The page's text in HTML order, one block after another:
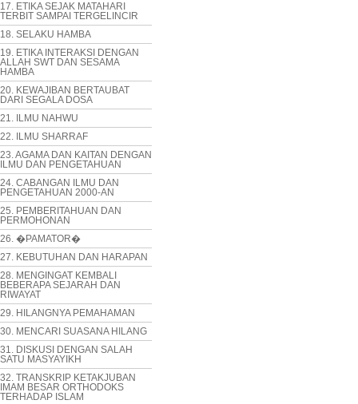
17. ETIKA SEJAK MATAHARI
TERBIT SAMPAI TERGELINCIR
18. SELAKU HAMBA
19. ETIKA INTERAKSI DENGAN
ALLAH SWT DAN SESAMA
HAMBA
20. KEWAJIBAN BERTAUBAT
DARI SEGALA DOSA
21. ILMU NAHWU
22. ILMU SHARRAF
23. AGAMA DAN KAITAN DENGAN
ILMU DAN PENGETAHUAN
24. CABANGAN ILMU DAN
PENGETAHUAN 2000-AN
25. PEMBERITAHUAN DAN
PERMOHONAN
26. �PAMATOR�
27. KEBUTUHAN DAN HARAPAN
28. MENGINGAT KEMBALI
BEBERAPA SEJARAH DAN
RIWAYAT
29. HILANGNYA PEMAHAMAN
30. MENCARI SUASANA HILANG
31. DISKUSI DENGAN SALAH
SATU MASYAYIKH
32. TRANSKRIP KETAKJUBAN
IMAM BESAR ORTHODOKS
TERHADAP ISLAM